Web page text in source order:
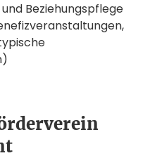
Beziehungspflege